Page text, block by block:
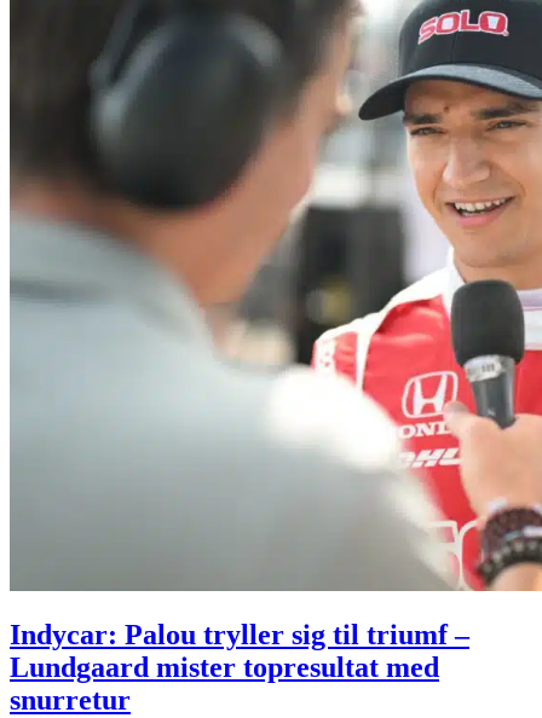
Indycar: Palou tryller sig til triumf –
Lundgaard mister topresultat med
snurretur